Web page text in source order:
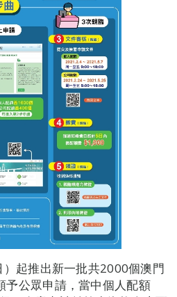
起推出新一批共2000個澳門
予公眾申請，當中個人配額